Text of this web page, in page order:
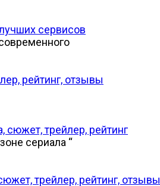
сервисов
рейтинг, отзывы
трейлер, рейтинг
сериала “
трейлер, рейтинг, отзывы